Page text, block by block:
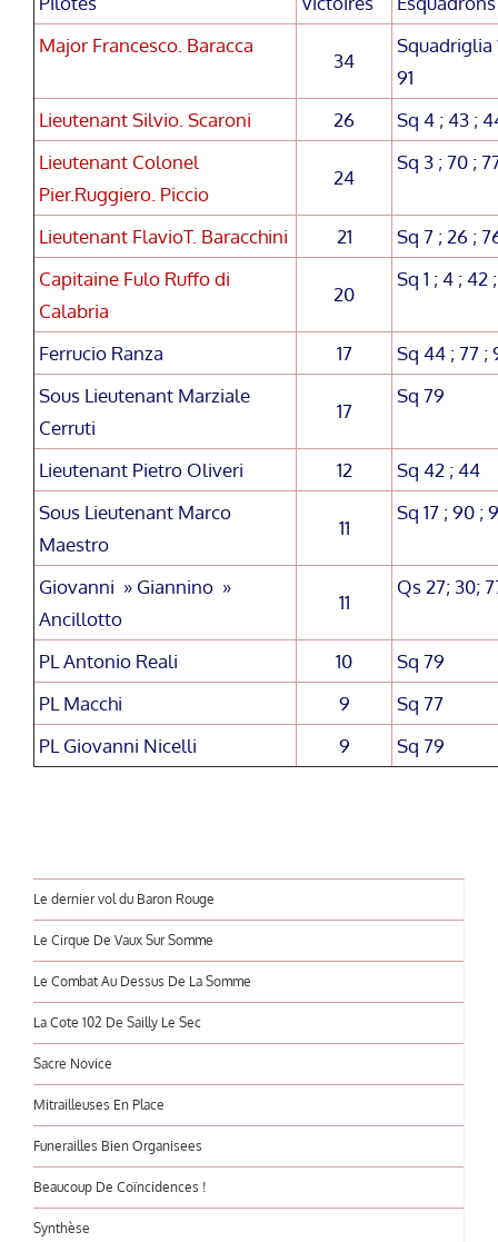
Major Francesco. Baracca
34
Squadriglia
91
Lieutenant Silvio. Scaroni
26
Sq 4 ; 43 ;
Lieutenant Colonel
Pier.Ruggiero. Piccio
24
Sq 3 ; 70 ;
Lieutenant FlavioT. Baracchini 21
Sq 7 ; 26 ;
Capitaine Fulo Ruffo di
Calabria
20
Sq 1 ; 4 ; 42
Ferrucio Ranza 17
Sq 44 ; 77 ;
Sous Lieutenant Marziale
Cerruti
17
Sq 79
Lieutenant Pietro Oliveri 12
Sq 42 ; 44
Sous Lieutenant Marco
Maestro
11
Sq 17 ; 90 ;
Giovanni » Giannino »
Ancillotto
11
Qs 27; 30;
PL Antonio Reali 10
Sq 79
PL Macchi
9
Sq 77
PL Giovanni Nicelli
9 Sq 79
Le dernier vol du Baron Rouge
Le Cirque De Vaux Sur Somme
Le Combat Au Dessus De La Somme
La Cote 102 De Sailly Le Sec
Sacre Novice
Mitrailleuses En Place
Funerailles Bien Organisees
Beaucoup De Coïncidences !
Synthèse